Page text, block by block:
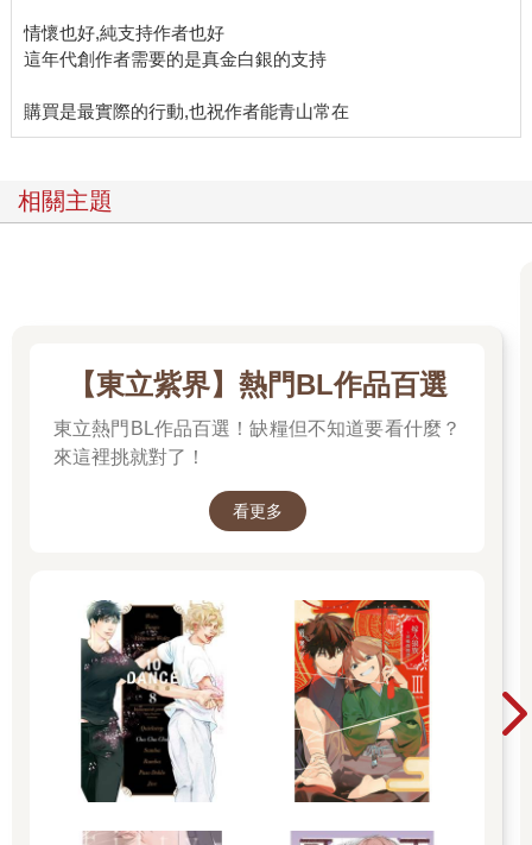
情懷也好,純支持作者也好
這年代創作者需要的是真金白銀的支持
相關主題
【東立紫界】熱門BL作品百選
東立熱門BL作品百選！缺糧但不知道要看什麼？
來這裡挑就對了！
看更多